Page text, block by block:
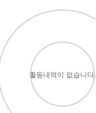
활동내역이 없습니다.